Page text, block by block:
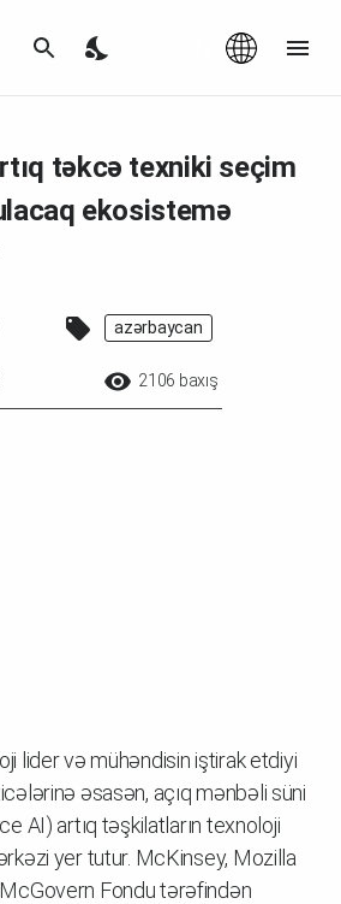
təkcə texniki seçim
ekosistemə
azərbaycan
2106 baxış
lider və mühəndisin iştirak etdiyi
əsasən, açıq mənbəli süni
AI) artıq təşkilatların texnoloji
yer tutur. McKinsey, Mozilla
Fondu tərəfindən